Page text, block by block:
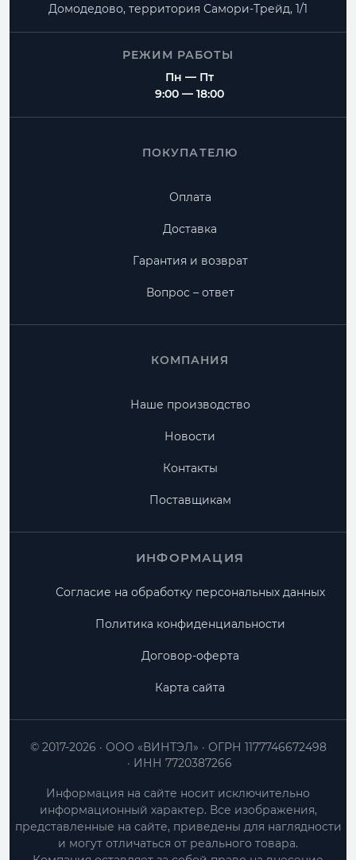
Домодедово, территория Самори-Трейд, 1/1
РЕЖИМ РАБОТЫ
Пн — Пт
9:00 — 18:00
ПОКУПАТЕЛЮ
Оплата
Доставка
Гарантия и возврат
Вопрос – ответ
КОМПАНИЯ
Наше производство
Новости
Контакты
Поставщикам
ИНФОРМАЦИЯ
Согласие на обработку персональных данных
Политика конфиденциальности
Договор-оферта
Карта сайта
ООО «ВИНТЭЛ»
ОГРН 1177746672498
ИНН 7720387266
© 2017-2026
Информация на сайте носит исключительно
информационный характер. Все изображения,
представленные на сайте, приведены для наглядности
и могут отличаться от реального товара.